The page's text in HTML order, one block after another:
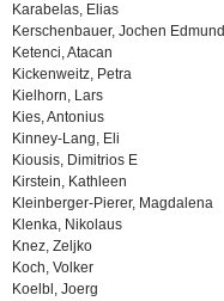
Karabelas, Elias
Kerschenbauer, Jochen Edmund
Ketenci, Atacan
Kickenweitz, Petra
Kielhorn, Lars
Kies, Antonius
Kinney-Lang, Eli
Kiousis, Dimitrios E
Kirstein, Kathleen
Kleinberger-Pierer, Magdalena
Klenka, Nikolaus
Knez, Zeljko
Koch, Volker
Koelbl, Joerg